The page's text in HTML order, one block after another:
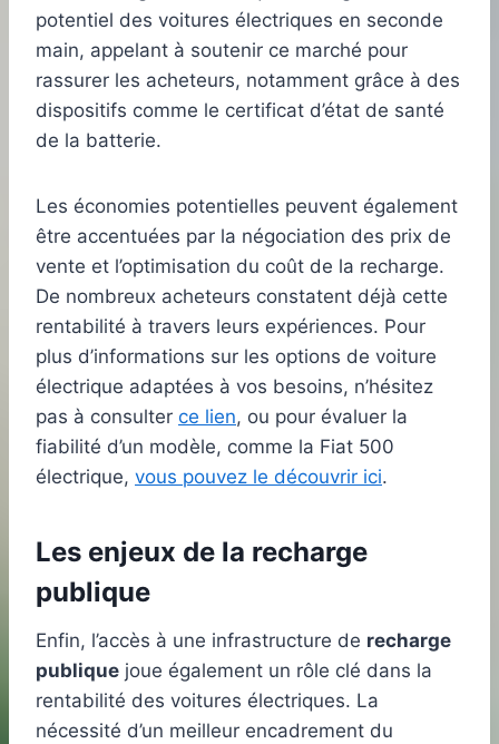
potentiel des voitures électriques en seconde
main, appelant à soutenir ce marché pour
rassurer les acheteurs, notamment grâce à des
dispositifs comme le certificat d’état de santé
de la batterie.
Les économies potentielles peuvent également
être accentuées par la négociation des prix de
vente et l’optimisation du coût de la recharge.
De nombreux acheteurs constatent déjà cette
rentabilité à travers leurs expériences. Pour
plus d’informations sur les options de voiture
électrique adaptées à vos besoins, n’hésitez
pas à consulter ce lien, ou pour évaluer la
fiabilité d’un modèle, comme la Fiat 500
électrique, vous pouvez le découvrir ici.
Les enjeux de la recharge
publique
Enfin, l’accès à une infrastructure de recharge
publique joue également un rôle clé dans la
rentabilité des voitures électriques. La
nécessité d’un meilleur encadrement du